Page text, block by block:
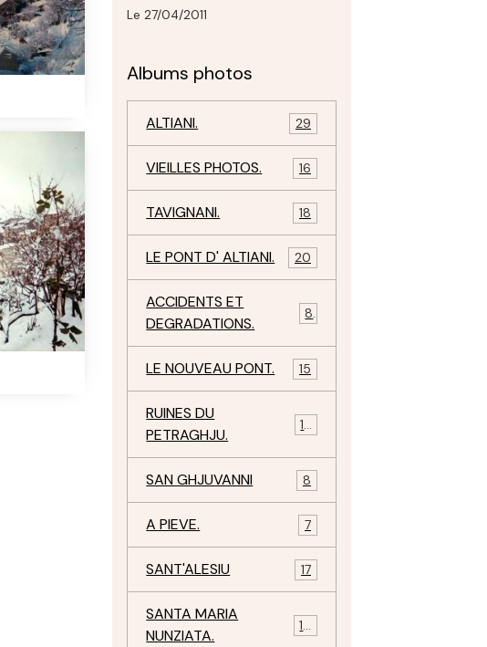
Le 27/04/2011
Albums photos
ALTIANI. 29
VIEILLES PHOTOS. 16
TAVIGNANI. 18
LE PONT D' ALTIANI. 20
ACCIDENTS ET
DEGRADATIONS.
8
LE NOUVEAU PONT. 15
RUINES DU
PETRAGHJU.
12
SAN GHJUVANNI 8
A PIEVE. 7
SANT'ALESIU 17
SANTA MARIA
NUNZIATA.
10